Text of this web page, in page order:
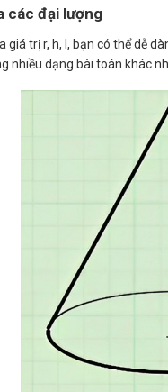
các đại lượng
giá trị r, h, l, bạn có thể dễ
nhiều dạng bài toán khác